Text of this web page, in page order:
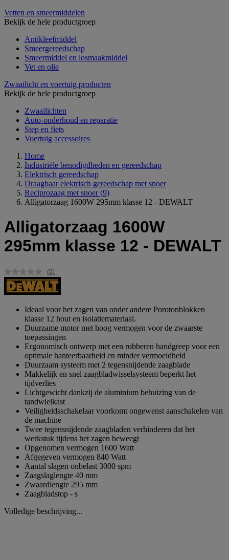
Vetten en smeermiddelen
Bekijk de hele productgroep
Antikleefmiddel
Smeergereedschap
Smeermiddel en losmaakmiddel
Vet en olie
Zwaailicht en voertuig producten
Bekijk de hele productgroep
Zwaailichten
Auto-onderhoud en reparatie
Step en fiets
Voertuig accessoires
Home
Industriële benodigdheden en gereedschap
Elektrisch gereedschap
Draagbaar elektrisch gereedschap met snoer
Reciprozaag met snoer (9)
Alligatorzaag 1600W 295mm klasse 12 - DEWALT
Alligatorzaag 1600W
295mm klasse 12 - DEWALT
Geen
scorewaarde.
Dezelfde
(0)
Ideaal voor het zagen van onder andere Porotonblokken
klasse 12 hout en isolatiemateriaal.
Duurzame motor met hoog vermogen voor de zwaarste
toepassingen
Ergonomisch ontwerp met een rubberen handgreep voor een
optimale hanteerbaarheid en minder vermoeidheid
Duurzaam systeem met 2 tegensnijdende zaagblade
Makkelijk en snel zaagbladwisselsysteem beperkt het
tijdverlies
Lichtgewicht dankzij de aluminium behuizing van de
tandwielkast
Veiligheidsschakelaar voorkomt ongewenst aanschakelen van
de machine
Twee tegensnijdende zaagbladen verhinderen dat het
werkstuk tijdens het zagen beweegt
Opgenomen vermogen 1600 Watt
Afgegeven vermogen 840 Watt
Aantal slagen onbelast 3000 spm
Zaagslaglengte 40 mm
Zwaardlengte 295 mm
Zaagbladstop - s
Volledige beschrijving...